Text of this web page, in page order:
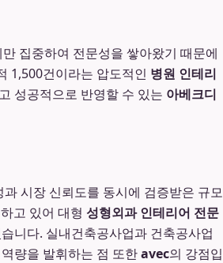
집중하여 전문성을 쌓아왔기 때문에
1,500건이라는 압도적인 병원 인테리
성공적으로 반영할 수 있는 아베크디
시장 신뢰도를 동시에 검증받은 규모
고 있어 대형 성형외과 인테리어 전문
니다. 실내건축공사업과 건축공사업
량을 발휘하는 점 또한avec의 강점입